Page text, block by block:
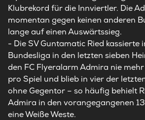
Klubrekord für die Innviertler. Die
momentan gegen keinen anderen
lange auf einen Auswärtssieg.
- Die SV Guntamatic Ried kassierte
Bundesliga in den letzten sieben
den FC Flyeralarm Admira nie
pro Spiel und blieb in vier der
ohne Gegentor – so häufig behielt
Admira in den vorangegangenen
eine Weiße Weste.